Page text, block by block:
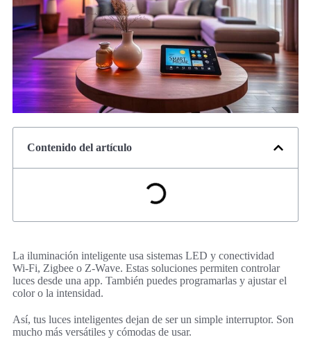
Contenido del artículo
La iluminación inteligente usa sistemas LED y conectividad
Wi‑Fi, Zigbee o Z‑Wave. Estas soluciones permiten controlar
luces desde una app. También puedes programarlas y ajustar el
color o la intensidad.
Así, tus luces inteligentes dejan de ser un simple interruptor. Son
mucho más versátiles y cómodas de usar.